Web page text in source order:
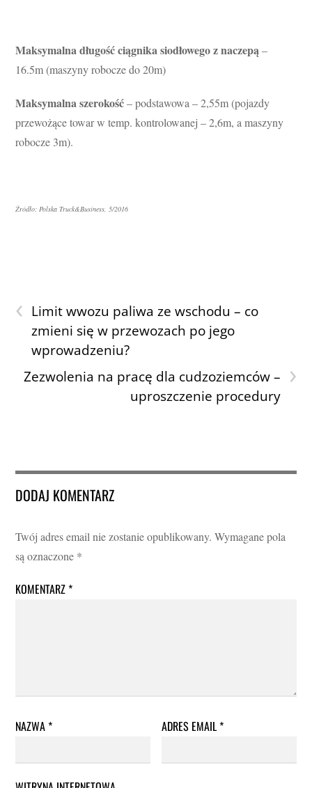
Maksymalna długość ciągnika siodłowego z naczepą–
16.5m (maszyny robocze do 20m)
Maksymalna szerokość– podstawowa – 2,55m (pojazdy
przewożące towar w temp. kontrolowanej – 2,6m, a maszyny
robocze 3m).
Źródło: Polska Truck&Business, 5/2016
‹ Limit wwozu paliwa ze wschodu – co
zmieni się w przewozach po jego
wprowadzeniu?
›
Zezwolenia na pracę dla cudzoziemców –
uproszczenie procedury
DODAJ KOMENTARZ
Twój adres email nie zostanie opublikowany. Wymagane pola
są oznaczone *
KOMENTARZ*
NAZWA* ADRES EMAIL*